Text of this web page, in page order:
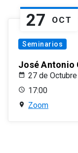
27 OCT
Seminarios
José Antonio
27 de
17:00
Zoom